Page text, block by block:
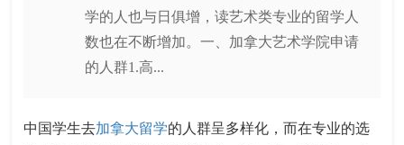
学的人也与日俱增，读艺术类专业的留学人
数也在不断增加。一、加拿大艺术学院申请
的人群1.高...
中国学生去加拿大留学的人群呈多样化，而在专业的选